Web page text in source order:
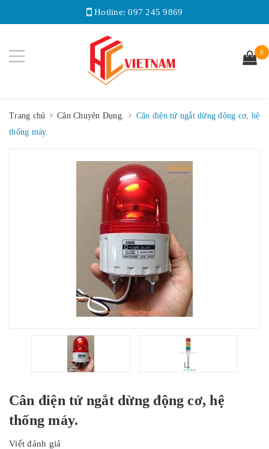
Hotline:097 245 9869
0
Trang chủ Cân Chuyên Dụng.
Cân điện tử ngắt dừng động cơ, hệ
thống máy.
Cân điện tử ngắt dừng động cơ, hệ
thống máy.
Viết đánh giá